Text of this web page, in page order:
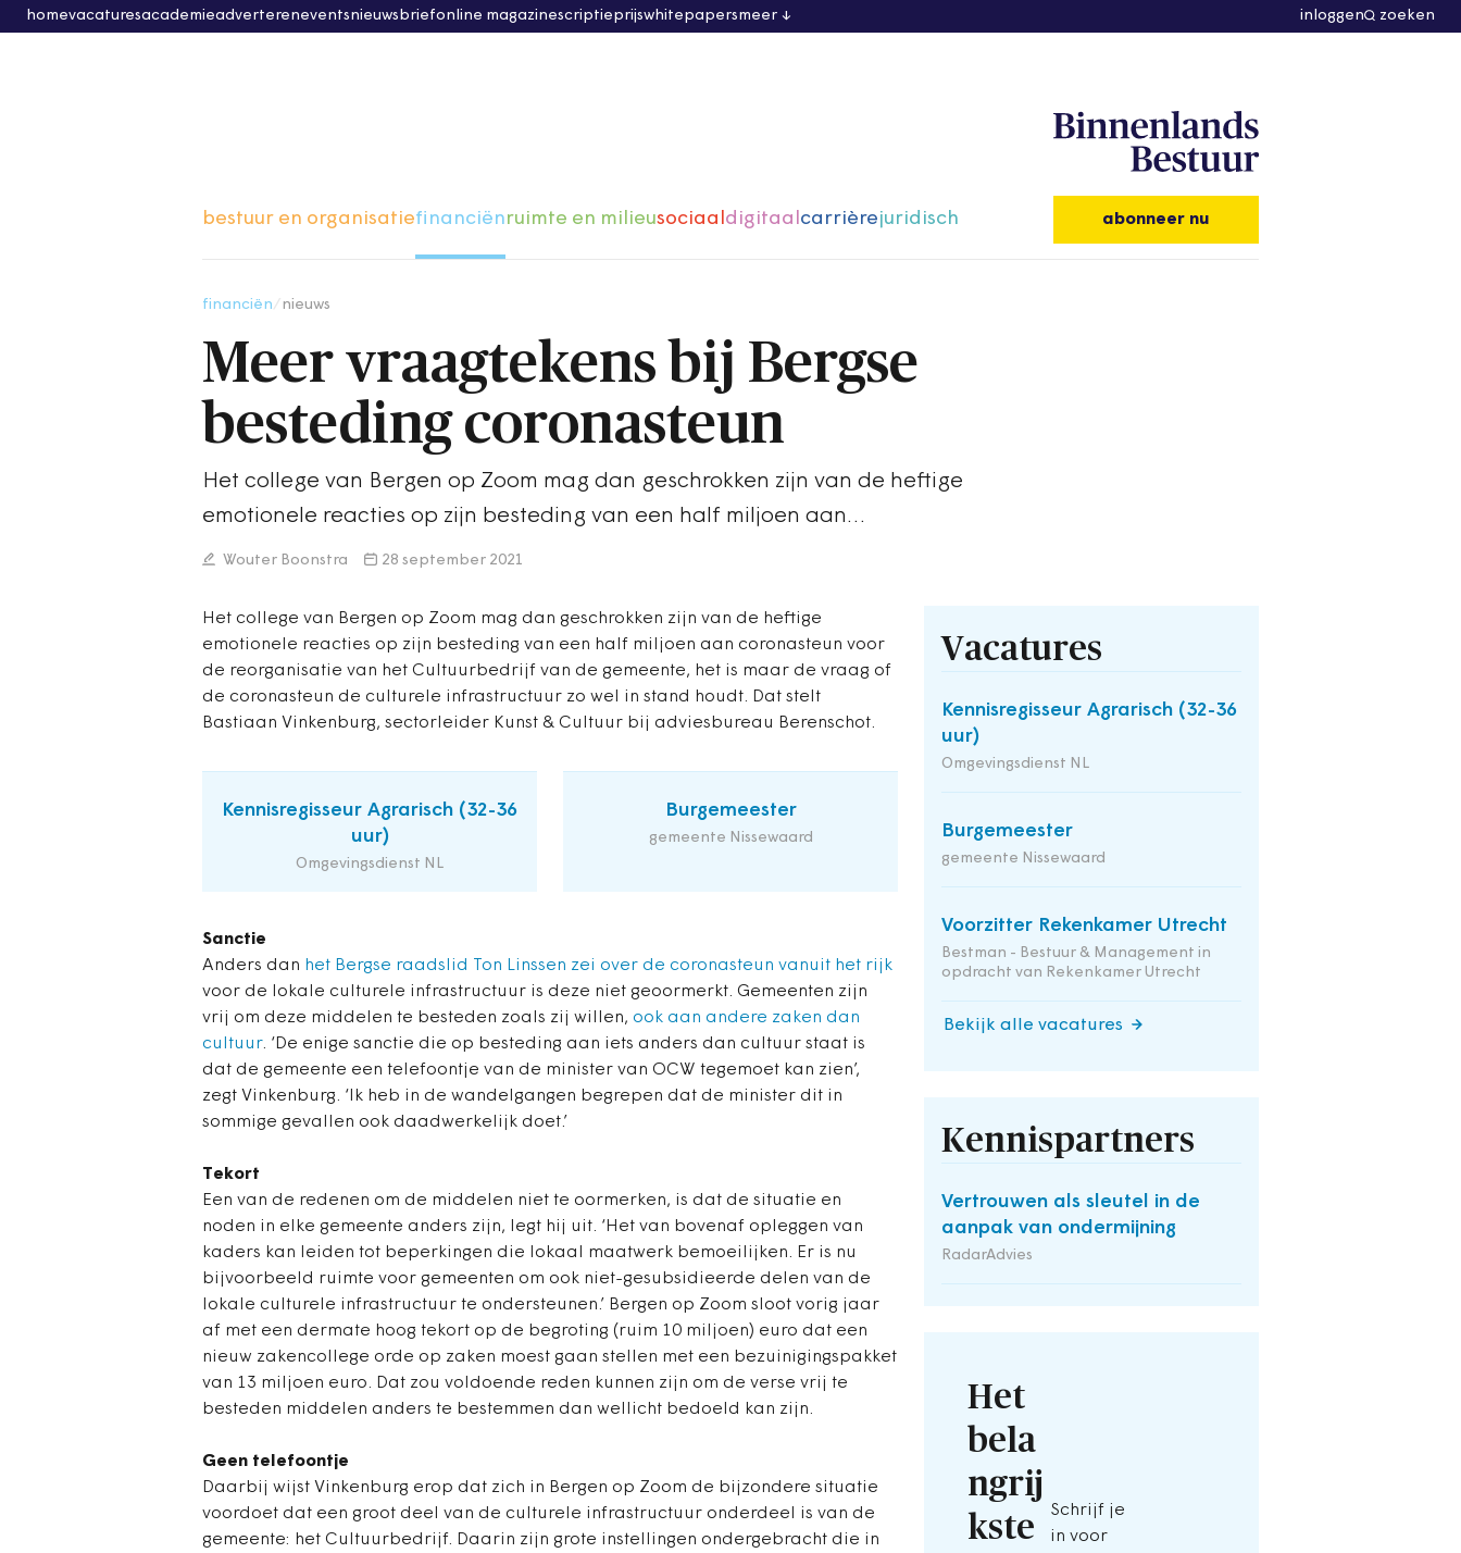
homevacaturesacademieadvertereneventsnieuwsbriefonline magazinescriptieprijswhitepapersmeer inloggen zoeken
bestuur en organisatiefinanciënruimte en milieusociaaldigitaalcarrièrejuridisch abonneer nu
financiën nieuws
Meer vraagtekens bij Bergse
besteding coronasteun
Het college van Bergen op Zoom mag dan geschrokken zijn van de heftige
emotionele reacties op zijn besteding van een half miljoen aan…
Wouter Boonstra 28 september 2021
Het college van Bergen op Zoom mag dan geschrokken zijn van de heftige
emotionele reacties op zijn besteding van een half miljoen aan coronasteun voor
de reorganisatie van het Cultuurbedrijf van de gemeente, het is maar de vraag of
de coronasteun de culturele infrastructuur zo wel in stand houdt. Dat stelt
Bastiaan Vinkenburg, sectorleider Kunst & Cultuur bij adviesbureau Berenschot.
Kennisregisseur Agrarisch (32-36
uur)
Omgevingsdienst NL
Burgemeester
gemeente Nissewaard
Sanctie
Anders dan het Bergse raadslid Ton Linssen zei over de coronasteun vanuit het rijk
voor de lokale culturele infrastructuur is deze niet geoormerkt. Gemeenten zijn
vrij om deze middelen te besteden zoals zij willen, ook aan andere zaken dan
cultuur. ‘De enige sanctie die op besteding aan iets anders dan cultuur staat is
dat de gemeente een telefoontje van de minister van OCW tegemoet kan zien’,
zegt Vinkenburg. ‘Ik heb in de wandelgangen begrepen dat de minister dit in
sommige gevallen ook daadwerkelijk doet.’
Tekort
Een van de redenen om de middelen niet te oormerken, is dat de situatie en
noden in elke gemeente anders zijn, legt hij uit. ‘Het van bovenaf opleggen van
kaders kan leiden tot beperkingen die lokaal maatwerk bemoeilijken. Er is nu
bijvoorbeeld ruimte voor gemeenten om ook niet-gesubsidieerde delen van de
lokale culturele infrastructuur te ondersteunen.’ Bergen op Zoom sloot vorig jaar
af met een dermate hoog tekort op de begroting (ruim 10 miljoen) euro dat een
nieuw zakencollege orde op zaken moest gaan stellen met een bezuinigingspakket
van 13 miljoen euro. Dat zou voldoende reden kunnen zijn om de verse vrij te
besteden middelen anders te bestemmen dan wellicht bedoeld kan zijn.
Geen telefoontje
Daarbij wijst Vinkenburg erop dat zich in Bergen op Zoom de bijzondere situatie
voordoet dat een groot deel van de culturele infrastructuur onderdeel is van de
gemeente: het Cultuurbedrijf. Daarin zijn grote instellingen ondergebracht die in
Vacatures
Kennisregisseur Agrarisch (32-36
uur)
Omgevingsdienst NL
Burgemeester
gemeente Nissewaard
Voorzitter Rekenkamer Utrecht
Bestman - Bestuur & Management in
opdracht van Rekenkamer Utrecht
Bekijk alle vacatures
Kennispartners
Vertrouwen als sleutel in de
aanpak van ondermijning
RadarAdvies
Het
bela
ngrij
kste
Schrijf je
in voor